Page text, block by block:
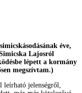
éve,
Lajosról
lépett a kormány
megszívtam.)
leírható jelenségről,